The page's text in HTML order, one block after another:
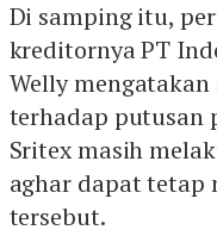
Di samping itu,
kreditornya PT
Welly
terhadap putusan
Sritex masih
aghar dapat tetap
tersebut.